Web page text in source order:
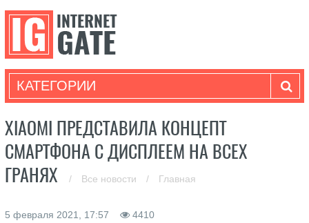
КАТЕГОРИИ
XIAOMI ПРЕДСТАВИЛА КОНЦЕПТ
СМАРТФОНА С ДИСПЛЕЕМ НА ВСЕХ
ГРАНЯХ
/ Все новости / Главная
5 февраля 2021, 17:57 4410